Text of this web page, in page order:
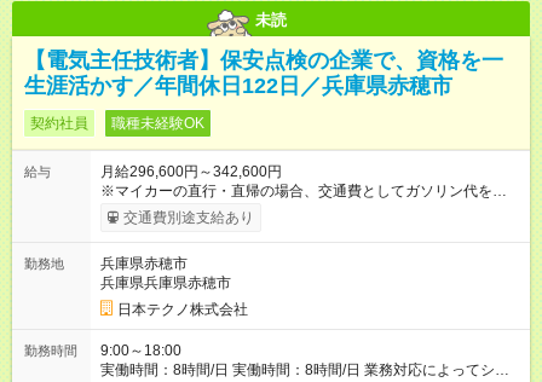
未読
【電気主任技術者】保安点検の企業で、資格を一
生涯活かす／年間休日122日／兵庫県赤穂市
契約社員 職種未経験OK
給与
月給296,600円～342,600円
※マイカーの直行・直帰の場合、交通費としてガソリン代を支給
します。 【試用期間】試用期間あり 試用期間の長さ：3ヶ月 雇
用形態、給与は本採用時と同じです。
交通費別途支給あり
勤務地
兵庫県赤穂市
兵庫県兵庫県赤穂市
日本テクノ株式会社
勤務時間
9:00～18:00
実働時間：8時間/日 実働時間：8時間/日 業務対応によってシフ